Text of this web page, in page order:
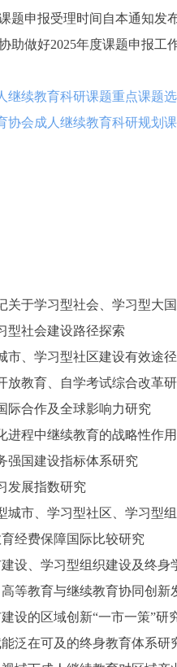
申报受理时间自本通知发布
做好2025年度课题申报工
续教育科研课题重点课题
会成人继续教育科研规划课
于学习型社会、学习型大国
社会建设路径探索
、学习型社区建设有效途
教育、自学考试综合改革
合作及全球影响力研究
程中继续教育的战略性作
国建设指标体系研究
展指数研究
市、学习型社区、学习型组
费保障国际比较研究
、学习型组织建设及终身
教育与继续教育协同创新
的区域创新“一市一策”研
在可及的终身教育体系研